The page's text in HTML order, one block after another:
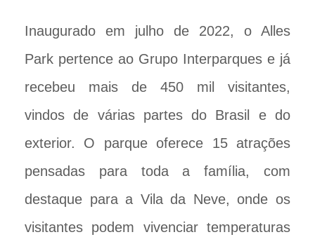
Inaugurado em julho de 2022, o Alles
Park pertence ao Grupo Interparques e já
recebeu mais de 450 mil visitantes,
vindos de várias partes do Brasil e do
exterior. O parque oferece 15 atrações
pensadas para toda a família, com
destaque para a Vila da Neve, onde os
visitantes podem vivenciar temperaturas